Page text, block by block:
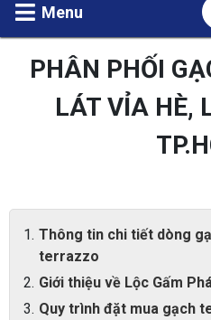
Menu
PHÂN PHỐI
LÁT VỈA HÈ,
Thông tin chi tiết dòng
terrazzo
Giới thiệu về Lộc Gấm
Quy trình đặt mua gạch